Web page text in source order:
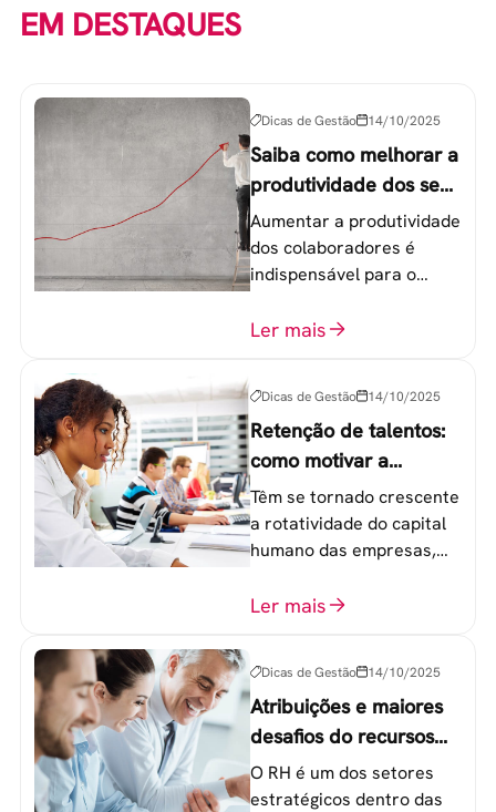
EM DESTAQUES
Dicas de Gestão 14/10/2025
Saiba como melhorar a
produtividade dos seus
colaboradores
Aumentar a produtividade
dos colaboradores é
indispensável para o
equipe de trabalho. 6
Ler mais
Dicas de Gestão 14/10/2025
Retenção de talentos:
como motivar a
geração Y nas
empresas?
Têm se tornado crescente
a rotatividade do capital
humano das empresas,
colaboradores na faixa de
Ler mais
Dicas de Gestão 14/10/2025
Atribuições e maiores
desafios do recursos
humanos em uma
empresa
O RH é um dos setores
estratégicos dentro das